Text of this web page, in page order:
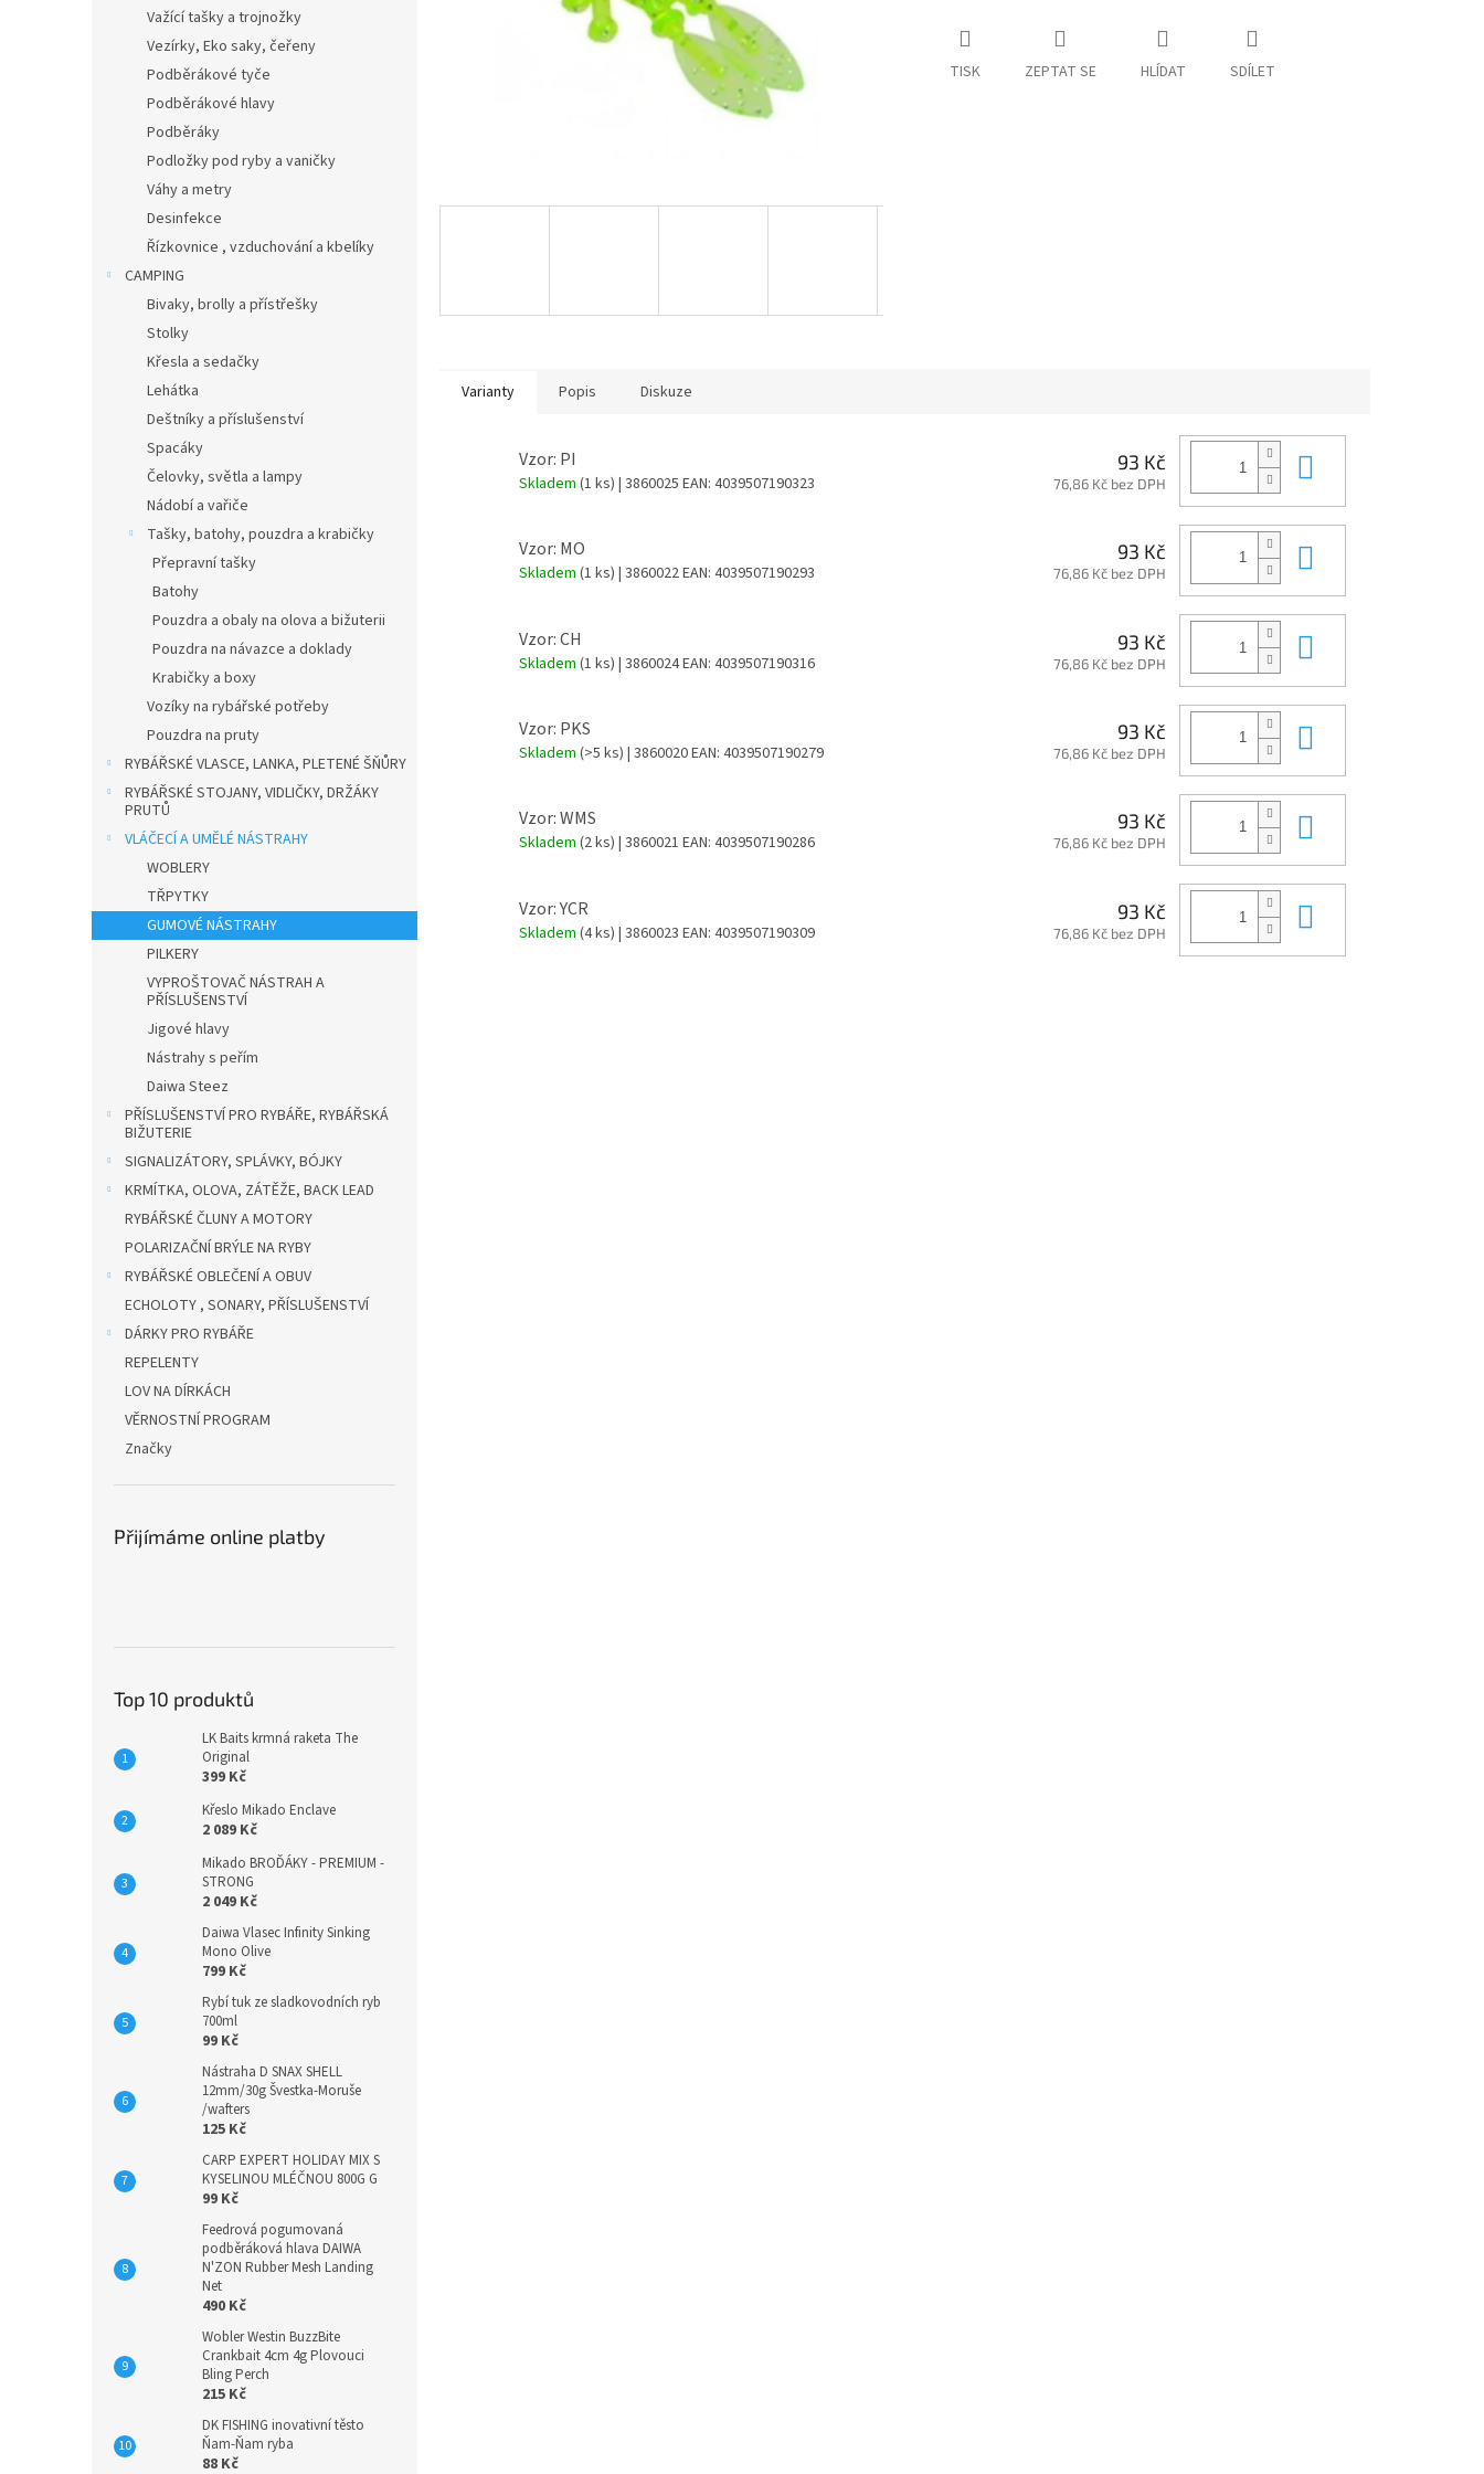
Važící tašky a trojnožky
Vezírky, Eko saky, čeřeny
Podběrákové tyče
Podběrákové hlavy
Podběráky
Podložky pod ryby a vaničky
Váhy a metry
Desinfekce
Řízkovnice , vzduchování a kbelíky
CAMPING
Bivaky, brolly a přístřešky
Stolky
Křesla a sedačky
Lehátka
Deštníky a příslušenství
Spacáky
Čelovky, světla a lampy
Nádobí a vařiče
Tašky, batohy, pouzdra a krabičky
Přepravní tašky
Batohy
Pouzdra a obaly na olova a bižuterii
Pouzdra na návazce a doklady
Krabičky a boxy
Vozíky na rybářské potřeby
Pouzdra na pruty
RYBÁŘSKÉ VLASCE, LANKA, PLETENÉ ŠŇŮRY
RYBÁŘSKÉ STOJANY, VIDLIČKY, DRŽÁKY
PRUTŮ
VLÁČECÍ A UMĚLÉ NÁSTRAHY
WOBLERY
TŘPYTKY
GUMOVÉ NÁSTRAHY
PILKERY
VYPROŠTOVAČ NÁSTRAH A
PŘÍSLUŠENSTVÍ
Jigové hlavy
Nástrahy s peřím
Daiwa Steez
PŘÍSLUŠENSTVÍ PRO RYBÁŘE, RYBÁŘSKÁ
BIŽUTERIE
SIGNALIZÁTORY, SPLÁVKY, BÓJKY
KRMÍTKA, OLOVA, ZÁTĚŽE, BACK LEAD
RYBÁŘSKÉ ČLUNY A MOTORY
POLARIZAČNÍ BRÝLE NA RYBY
RYBÁŘSKÉ OBLEČENÍ A OBUV
ECHOLOTY , SONARY, PŘÍSLUŠENSTVÍ
DÁRKY PRO RYBÁŘE
REPELENTY
LOV NA DÍRKÁCH
VĚRNOSTNÍ PROGRAM
Značky
Přijímáme online platby
Top 10 produktů
LK Baits krmná raketa The
Original
399 Kč
Křeslo Mikado Enclave
2 089 Kč
Mikado BROĎÁKY - PREMIUM -
STRONG
2 049 Kč
Daiwa Vlasec Infinity Sinking
Mono Olive
799 Kč
Rybí tuk ze sladkovodních ryb
700ml
99 Kč
Nástraha D SNAX SHELL
12mm/30g Švestka-Moruše
/wafters
125 Kč
CARP EXPERT HOLIDAY MIX S
KYSELINOU MLÉČNOU 800G G
99 Kč
Feedrová pogumovaná
podběráková hlava DAIWA
N'ZON Rubber Mesh Landing
Net
490 Kč
Wobler Westin BuzzBite
Crankbait 4cm 4g Plovouci
Bling Perch
215 Kč
DK FISHING inovativní těsto
Ňam-Ňam ryba
88 Kč
TISK ZEPTAT SE HLÍDAT SDÍLET
Varianty Popis Diskuze
Vzor: PI
Skladem (1 ks) | 3860025 EAN: 4039507190323
93 Kč
76,86 Kč bez DPH
Vzor: MO
Skladem (1 ks) | 3860022EAN: 4039507190293
93 Kč
76,86 Kč bez DPH
Vzor: CH
Skladem (1 ks) | 3860024EAN: 4039507190316
93 Kč
76,86 Kč bez DPH
Vzor: PKS
Skladem (>5 ks) | 3860020EAN: 4039507190279
93 Kč
76,86 Kč bez DPH
Vzor: WMS
Skladem (2 ks) | 3860021 EAN: 4039507190286
93 Kč
76,86 Kč bez DPH
Vzor: YCR
Skladem (4 ks) | 3860023 EAN: 4039507190309
93 Kč
76,86 Kč bez DPH